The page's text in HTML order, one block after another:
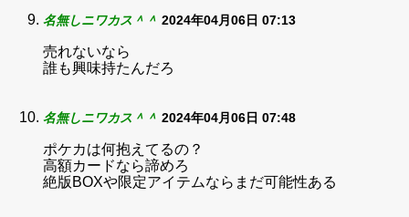
名無しニワカス＾＾ 2024年04月06日 07:13
売れないなら
誰も興味持たんだろ
名無しニワカス＾＾ 2024年04月06日 07:48
ポケカは何抱えてるの？
高額カードなら諦めろ
絶版BOXや限定アイテムならまだ可能性ある